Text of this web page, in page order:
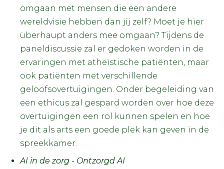
omgaan met mensen die een andere
wereldvisie hebben dan jij zelf? Moet je hier
überhaupt anders mee omgaan? Tijdens de
paneldiscussie zal er gedoken worden in de
ervaringen met atheïstische patiënten, maar
ook patiënten met verschillende
geloofsovertuigingen. Onder begeleiding van
een ethicus zal gespard worden over hoe deze
overtuigingen een rol kunnen spelen en hoe
je dit als arts een goede plek kan geven in de
spreekkamer.
AI in de zorg - Ontzorgd AI